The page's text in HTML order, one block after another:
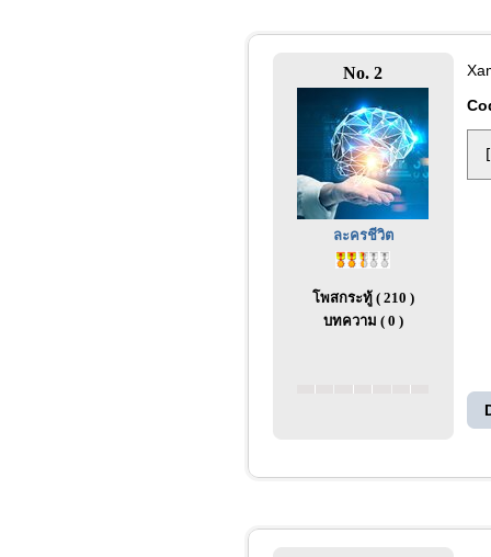
No. 2
ละครชีวิต
โพสกระทู้ ( 210 )
บทความ ( 0 )